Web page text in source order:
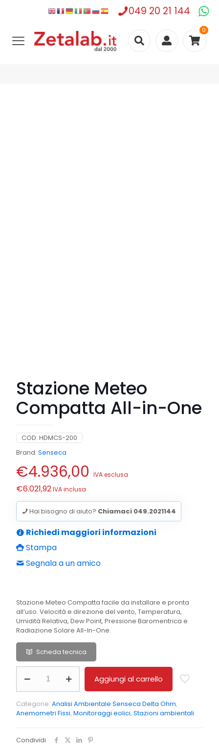
049 20 21 144
0
Stazione Meteo
Compatta All-in-One
COD: HDMCS-200
Brand: Senseca
€4.936,00 IVA esclusa
€6.021,92IVA inclusa
Hai bisogno di aiuto? Chiamaci 049.2021144
Richiedi maggiori informazioni
Stampa
Segnala a un amico
Stazione Meteo Compatta facile da installare e pronta
all’uso. Velocità e direzione del vento, Temperatura,
Umidità Relativa, Dew Point, Pressione Baromentrica e
Radiazione Solare All-In-One.
Scheda tecnica
Meteo
Compatta
in-
One
Aggiungi al carrello
Categorie: Analisi Ambientale Senseca Delta Ohm,
Anemometri Fissi, Monitoraggi eolici, Stazioni ambientali
Condividi